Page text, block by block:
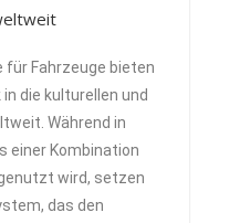
für Fahrzeuge bieten
die kulturellen und
Während in
einer Kombination
wird, setzen
das den